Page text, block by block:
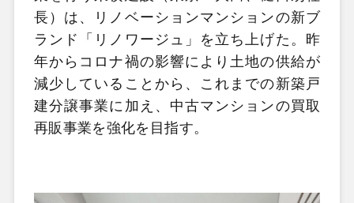
長）は、リノベーションマンションの新ブ
ランド「リノワージュ」を立ち上げた。昨
年からコロナ禍の影響により土地の供給が
減少していることから、これまでの新築戸
建分譲事業に加え、中古マンションの買取
再販事業を強化を目指す。